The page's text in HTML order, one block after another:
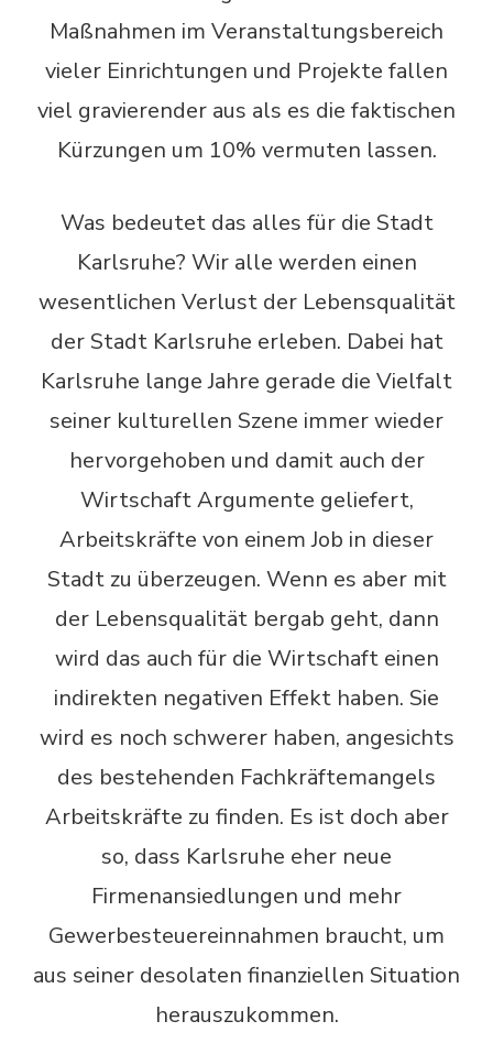
Maßnahmen im Veranstaltungsbereich
vieler Einrichtungen und Projekte fallen
viel gravierender aus als es die faktischen
Kürzungen um 10% vermuten lassen.
Was bedeutet das alles für die Stadt
Karlsruhe? Wir alle werden einen
wesentlichen Verlust der Lebensqualität
der Stadt Karlsruhe erleben. Dabei hat
Karlsruhe lange Jahre gerade die Vielfalt
seiner kulturellen Szene immer wieder
hervorgehoben und damit auch der
Wirtschaft Argumente geliefert,
Arbeitskräfte von einem Job in dieser
Stadt zu überzeugen. Wenn es aber mit
der Lebensqualität bergab geht, dann
wird das auch für die Wirtschaft einen
indirekten negativen Effekt haben. Sie
wird es noch schwerer haben, angesichts
des bestehenden Fachkräftemangels
Arbeitskräfte zu finden. Es ist doch aber
so, dass Karlsruhe eher neue
Firmenansiedlungen und mehr
Gewerbesteuereinnahmen braucht, um
aus seiner desolaten finanziellen Situation
herauszukommen.